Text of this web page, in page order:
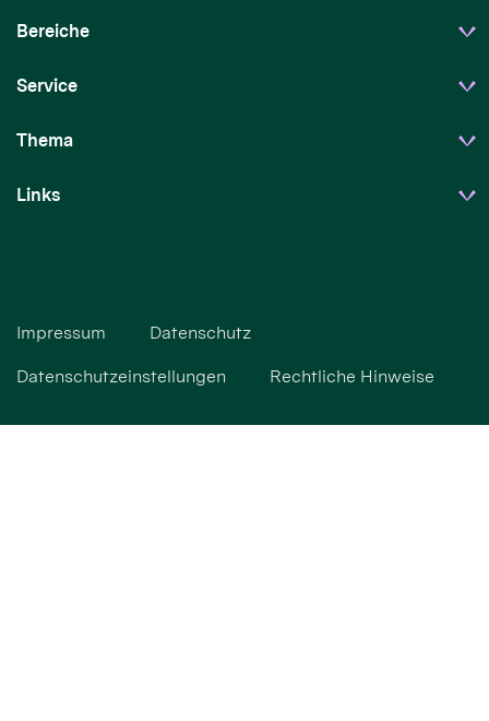
Bereiche
Service
Thema
Links
Impressum Datenschutz
Datenschutzeinstellungen Rechtliche Hinweise